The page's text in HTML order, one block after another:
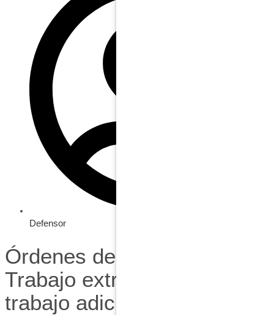
Defensor
Órdenes de cambio:
Trabajo extra frente a
trabajo adicional